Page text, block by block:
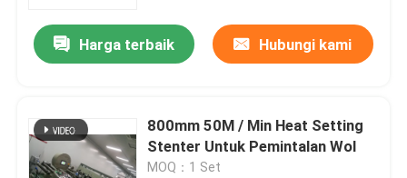
Harga terbaik Hubungi kami
800mm 50M / Min Heat Setting
Stenter Untuk Pemintalan Wol
MOQ：1 Set